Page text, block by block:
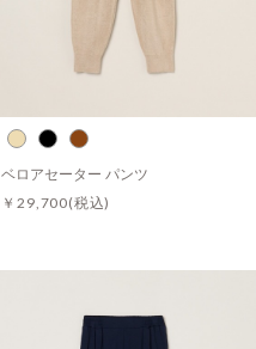
ベロアセーター パンツ
￥29,700(税込)